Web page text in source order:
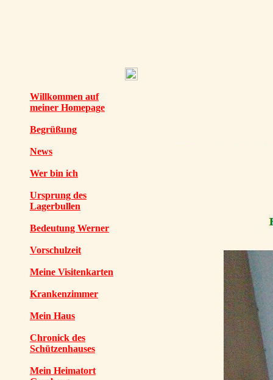
Willkommen auf
meiner Homepage
Begrüßung
News
Wer bin ich
Ursprung des
Lagerbullen
Bedeutung Werner
Vorschulzeit
Meine Visitenkarten
Krankenzimmer
Mein Haus
Chronick des
Schützenhauses
Mein Heimatort